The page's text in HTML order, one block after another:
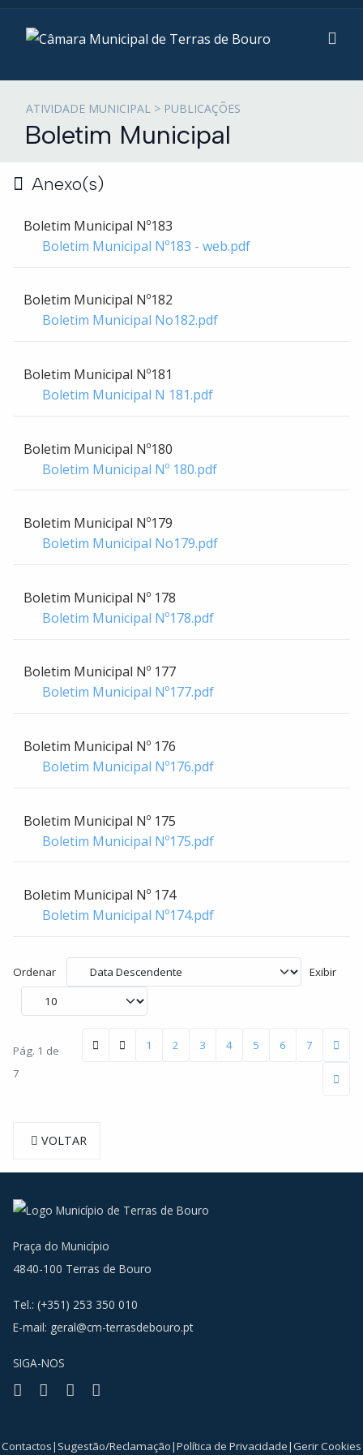
ATIVIDADE MUNICIPAL > PUBLICAÇÕES
Boletim Municipal
Anexo(s)
Boletim Municipal Nº183
Boletim Municipal Nº183 - web.pdf
Boletim Municipal Nº182
Boletim Municipal No182.pdf
Boletim Municipal Nº181
Boletim Municipal N 181.pdf
Boletim Municipal Nº180
Boletim Municipal Nº 180.pdf
Boletim Municipal Nº179
Boletim Municipal No179.pdf
Boletim Municipal Nº 178
Boletim Municipal Nº178.pdf
Boletim Municipal Nº 177
Boletim Municipal Nº177.pdf
Boletim Municipal Nº 176
Boletim Municipal Nº176.pdf
Boletim Municipal Nº 175
Boletim Municipal Nº175.pdf
Boletim Municipal Nº 174
Boletim Municipal Nº174.pdf
Ordenar Exibir
Pág. 1 de
7
1 2 3 4 5 6 7
VOLTAR
Praça do Município
4840-100 Terras de Bouro
Tel.: (+351) 253 350 010
E-mail: geral@cm-terrasdebouro.pt
SIGA-NOS
Facebook
Youtube
Instagram
Contactos| Sugestão/Reclamação|Política de Privacidade|Gerir Cookies